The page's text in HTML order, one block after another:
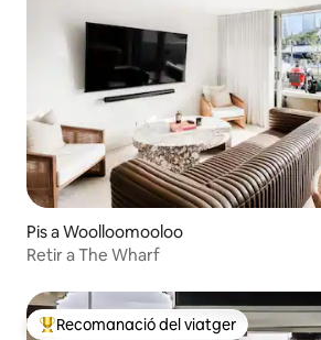
Pis a Woolloomooloo
Retir a The Wharf
Principals recomanacions dels viatgers
Recomanació del viatger